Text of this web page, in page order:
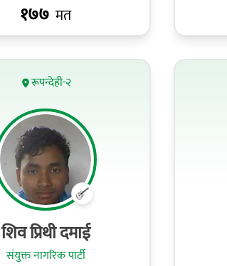
१७७ मत
रूपन्देही-२
शिव प्रिथी दमाई
संयुक्त नागरिक पार्टी